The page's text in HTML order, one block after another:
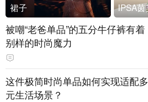
裙子
被嘲“老爸单品”的五分牛仔裤有着
别样的时尚魔力
这件极简时尚单品如何实现适配多
元生活场景？